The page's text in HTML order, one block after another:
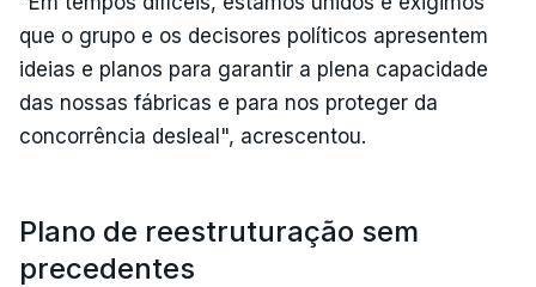
que o grupo e os decisores políticos apresentem
ideias e planos para garantir a plena capacidade
das nossas fábricas e para nos proteger da
concorrência desleal", acrescentou.
Plano de reestruturação sem
precedentes